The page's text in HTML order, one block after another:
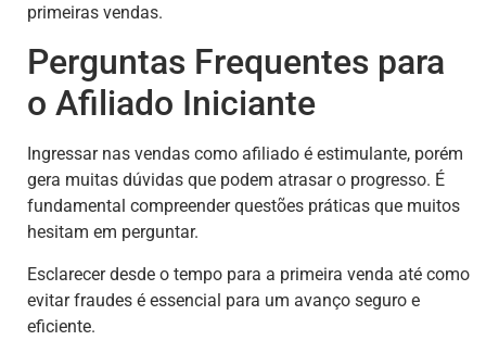
primeiras vendas.
Perguntas Frequentes para
o Afiliado Iniciante
Ingressar nas vendas como afiliado é estimulante, porém
gera muitas dúvidas que podem atrasar o progresso. É
fundamental compreender questões práticas que muitos
hesitam em perguntar.
Esclarecer desde o tempo para a primeira venda até como
evitar fraudes é essencial para um avanço seguro e
eficiente.